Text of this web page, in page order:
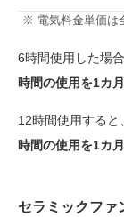
※ 電気料金単価は
6時間使用した場
時間の使用を1カ
12時間使用すると
時間の使用を1カ
セラミックファ